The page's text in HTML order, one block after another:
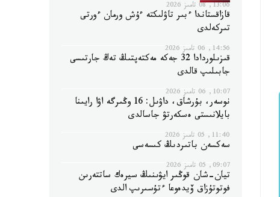
13:06, 08 تامىز 2026
قازاقستاندا ءبىر تاۋلىكتە ءۇش ورمان ءورتى
تىركەلدى
14:56, 06 تامىز 2026
قىزىلوردادا 32 جەكە مەكتەپتىڭ تەڭ جارتىسى
جابىلىپ قالدى
10:07, 06 تامىز 2026
نوسەر، بۇرشاق، داۋىل: 16 وڭىرگە اۋا رايىنا
بايلانىستى ەسكەرتۋ جاسالدى
11:40, 05 تامىز 2026
سەكسەن باتىردىڭ كىسەسى
09:07, 05 تامىز 2026
تيان-شان قوڭىر ايۋىنىڭ سيرەك ساتتەرىن
فوتوتۇزاق ۆيدەوعا ءتۇسىرىپ الدى